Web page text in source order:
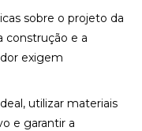
sobre o projeto da
construção e a
exigem
utilizar materiais
e garantir a